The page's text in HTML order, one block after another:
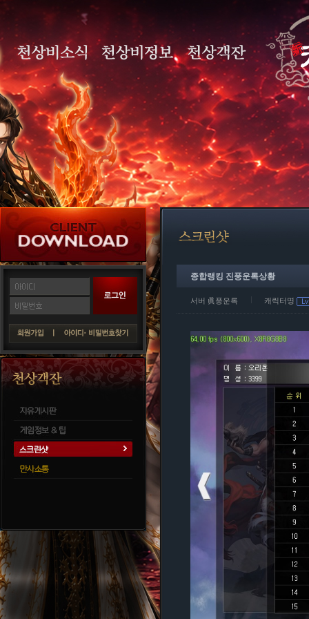
종합랭킹 진풍운록상황
서버 眞풍운록 캐릭터명